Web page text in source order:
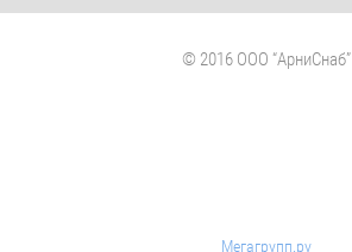
© 2016 ООО “АрниСнаб”
Мегагрупп.ру